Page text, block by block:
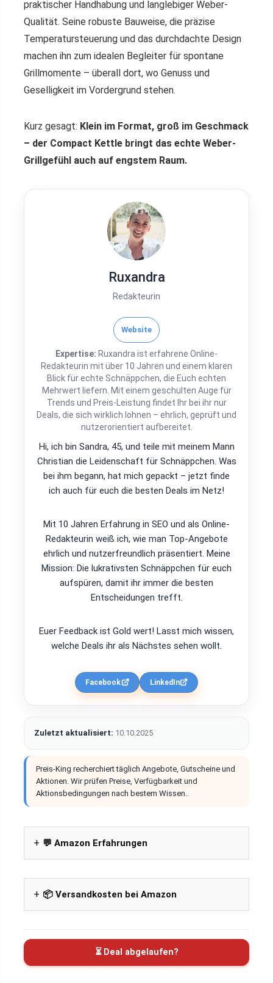
praktischer Handhabung und langlebiger Weber-
Qualität. Seine robuste Bauweise, die präzise
Temperatursteuerung und das durchdachte Design
machen ihn zum idealen Begleiter für spontane
Grillmomente – überall dort, wo Genuss und
Geselligkeit im Vordergrund stehen.
Kurz gesagt: Klein im Format, groß im Geschmack
– der Compact Kettle bringt das echte Weber-
Grillgefühl auch auf engstem Raum.
Ruxandra
Redakteurin
Website
Expertise: Ruxandra ist erfahrene Online-
Redakteurin mit über 10 Jahren und einem klaren
Blick für echte Schnäppchen, die Euch echten
Mehrwert liefern. Mit einem geschulten Auge für
Trends und Preis-Leistung findet Ihr bei ihr nur
Deals, die sich wirklich lohnen – ehrlich, geprüft und
nutzerorientiert aufbereitet.
Hi, ich bin Sandra, 45, und teile mit meinem Mann
Christian die Leidenschaft für Schnäppchen. Was
bei ihm begann, hat mich gepackt – jetzt finde
ich auch für euch die besten Deals im Netz!
Mit 10 Jahren Erfahrung in SEO und als Online-
Redakteurin weiß ich, wie man Top-Angebote
ehrlich und nutzerfreundlich präsentiert. Meine
Mission: Die lukrativsten Schnäppchen für euch
aufspüren, damit ihr immer die besten
Entscheidungen trefft.
Euer Feedback ist Gold wert! Lasst mich wissen,
welche Deals ihr als Nächstes sehen wollt.
Facebook LinkedIn
Zuletzt aktualisiert: 10.10.2025
Preis-King recherchiert täglich Angebote, Gutscheine und
Aktionen. Wir prüfen Preise, Verfügbarkeit und
Aktionsbedingungen nach bestem Wissen.
💬 Amazon Erfahrungen
📦 Versandkosten bei Amazon
⏳ Deal abgelaufen?